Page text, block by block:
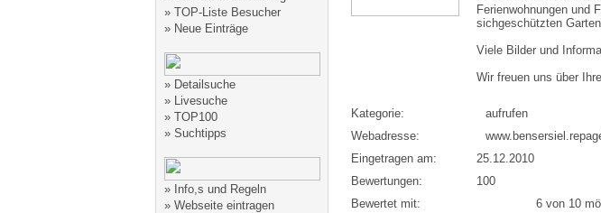
» TOP-Liste Besucher
» Neue Einträge
» Detailsuche
» Livesuche
» TOP100
» Suchtipps
»
Info,s und Regeln
» Webseite eintragen
Ferienwohnungen und
sichgeschützten
Viele Bilder und
Wir freuen uns über
Kategorie:
aufrufen
Webadresse:
Eingetragen am:
25.12.2010
Bewertungen:
100
Bewertet mit:
6 von 10